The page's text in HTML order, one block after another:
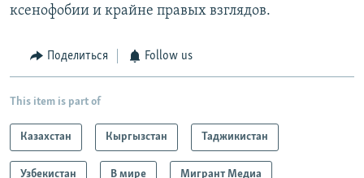
ксенофобии и крайне правых взглядов.
Поделиться Follow us
This item is part of
Казахстан Кыргызстан Таджикистан
Узбекистан В мире Мигрант Медиа